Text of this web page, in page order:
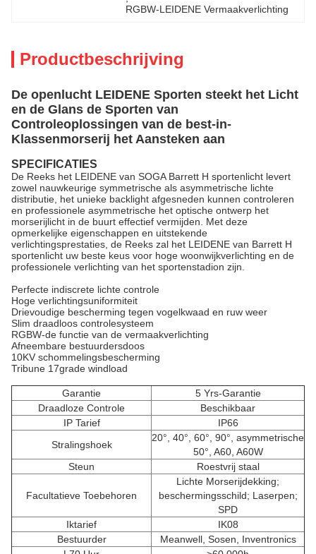
RGBW-LEIDENE Vermaakverlichting
Productbeschrijving
De openlucht LEIDENE Sporten steekt het Licht
en de Glans de Sporten van
Controleoplossingen van de best-in-
Klassenmorserij het Aansteken aan
SPECIFICATIES
De Reeks het LEIDENE van SOGA Barrett H sportenlicht levert
zowel nauwkeurige symmetrische als asymmetrische lichte
distributie, het unieke backlight afgesneden kunnen controleren
en professionele asymmetrische het optische ontwerp het
morserijlicht in de buurt effectief vermijden. Met deze
opmerkelijke eigenschappen en uitstekende
verlichtingsprestaties, de Reeks zal het LEIDENE van Barrett H
sportenlicht uw beste keus voor hoge woonwijkverlichting en de
professionele verlichting van het sportenstadion zijn.
Perfecte indiscrete lichte controle
Hoge verlichtingsuniformiteit
Drievoudige bescherming tegen vogelkwaad en ruw weer
Slim draadloos controlesysteem
RGBW-de functie van de vermaakverlichting
Afneembare bestuurdersdoos
10KV schommelingsbescherming
Tribune 17grade windload
Garantie
5 Yrs-Garantie
Draadloze Controle
Beschikbaar
IP Tarief
IP66
Stralingshoek
20°, 40°, 60°, 90°, asymmetrische
50°, A60, A60W
Steun
Roestvrij staal
Facultatieve Toebehoren
Lichte Morserijdekking;
beschermingsschild; Laserpen;
SPD
Iktarief
IK08
Bestuurder
Meanwell, Sosen, Inventronics